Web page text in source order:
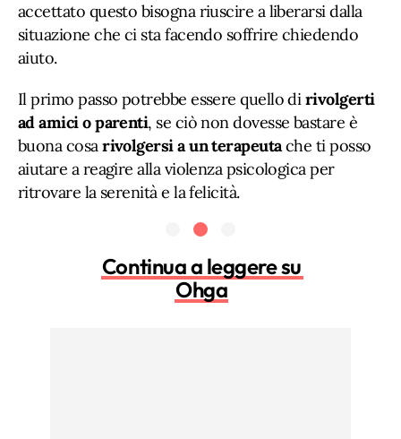
accettato questo bisogna riuscire a liberarsi dalla
situazione che ci sta facendo soffrire chiedendo
aiuto.
Il primo passo potrebbe essere quello dirivolgerti
ad amici o parenti, se ciò non dovesse bastare è
buona cosarivolgersi a un terapeutache ti posso
aiutare a reagire alla violenza psicologica per
ritrovare la serenità e la felicità.
Continua a leggere su
Ohga